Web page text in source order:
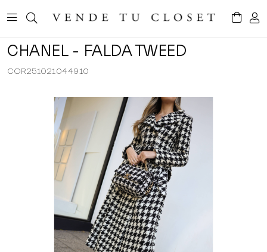
CHANEL - FALDA TWEED
COR251021044910